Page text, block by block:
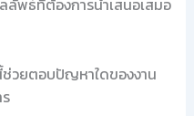
ลัพธ์ที่ต้องการนำเสนอเสมอ
วยตอบปัญหาใดของงาน